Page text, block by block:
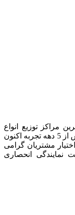
مراکز توزیع انواع
فولادهای آلیاژی و آهن آلات ساختمانی، با بیش از 5 دهه تجربه اکنون
مشتریان گرامی
نمایندگی انحصاری